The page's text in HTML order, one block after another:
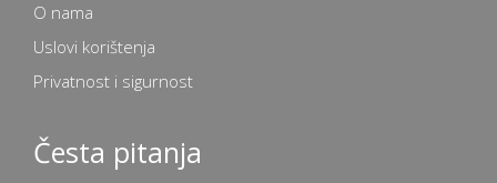
O nama
Uslovi korištenja
Privatnost i sigurnost
Česta pitanja